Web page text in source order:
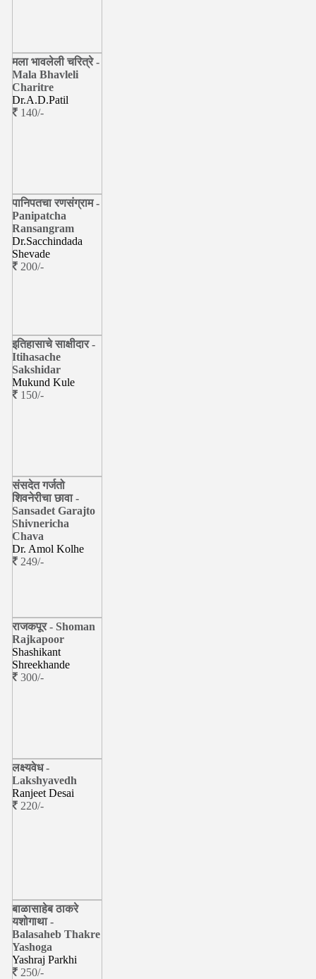
मला भावलेली चरित्रे -
Mala Bhavleli
Charitre
Dr.A.D.Patil
140/-
पानिपतचा रणसंग्राम -
Panipatcha
Ransangram
Dr.Sacchindada
Shevade
200/-
इतिहासाचे साक्षीदार -
Itihasache
Sakshidar
Mukund Kule
150/-
संसदेत गर्जतो
शिवनेरीचा छावा -
Sansadet Garajto
Shivnericha
Chava
Dr. Amol Kolhe
249/-
राजकपूर - Shoman
Rajkapoor
Shashikant
Shreekhande
300/-
लक्ष्यवेध -
Lakshyavedh
Ranjeet Desai
220/-
बाळासाहेब ठाकरे
यशोगाथा -
Balasaheb Thakre
Yashoga
Yashraj Parkhi
250/-